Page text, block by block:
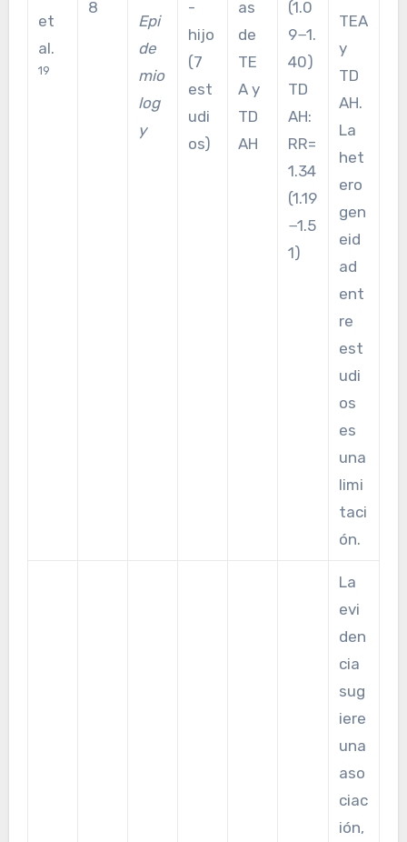
et
al.
19
8
Epi
de
mio
log
y
-
hijo
(7
est
udi
os)
as
de
TE
A y
TD
AH
(1.0
9−1.
40)
TD
AH:
RR=
1.34
(1.19
−1.5
1)
TEA
y
TD
AH.
La
het
ero
gen
eid
ad
ent
re
est
udi
os
es
una
limi
taci
ón.
La
evi
den
cia
sug
iere
una
aso
ciac
ión,